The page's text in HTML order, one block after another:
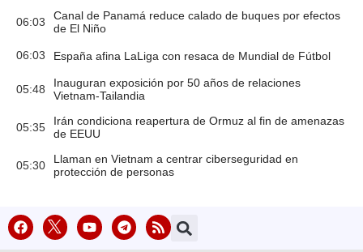
06:03
Canal de Panamá reduce calado de buques por efectos
de El Niño
06:03 España afina LaLiga con resaca de Mundial de Fútbol
05:48
Inauguran exposición por 50 años de relaciones
Vietnam-Tailandia
05:35
Irán condiciona reapertura de Ormuz al fin de amenazas
de EEUU
05:30
Llaman en Vietnam a centrar ciberseguridad en
protección de personas